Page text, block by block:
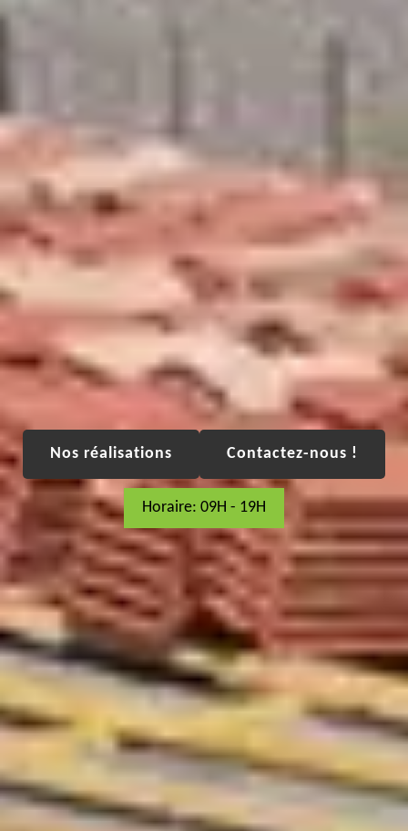
Nos réalisations Contactez-nous !
Horaire: 09H - 19H